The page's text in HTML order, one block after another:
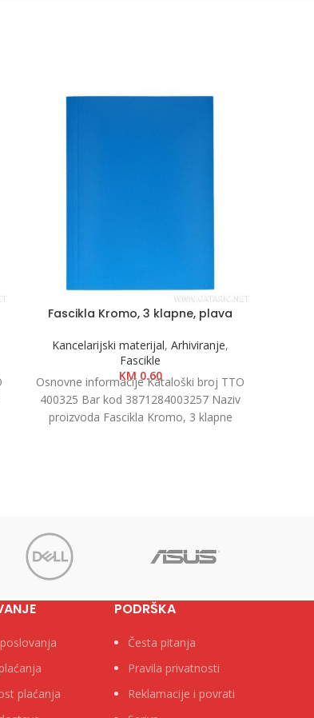
Fascikla Kromo, 3 klapne, plava
Kancelarijski materijal, Arhiviranje,
Fascikle
KM0.60
Osnovne informacije Kataloški broj TTO
400325 Bar kod 3871284003257 Naziv
proizvoda Fascikla Kromo, 3 klapne
plaćanja
PODRŠKA
Česta pitanja
Pravila privatnosti
Reklamacije i povrati